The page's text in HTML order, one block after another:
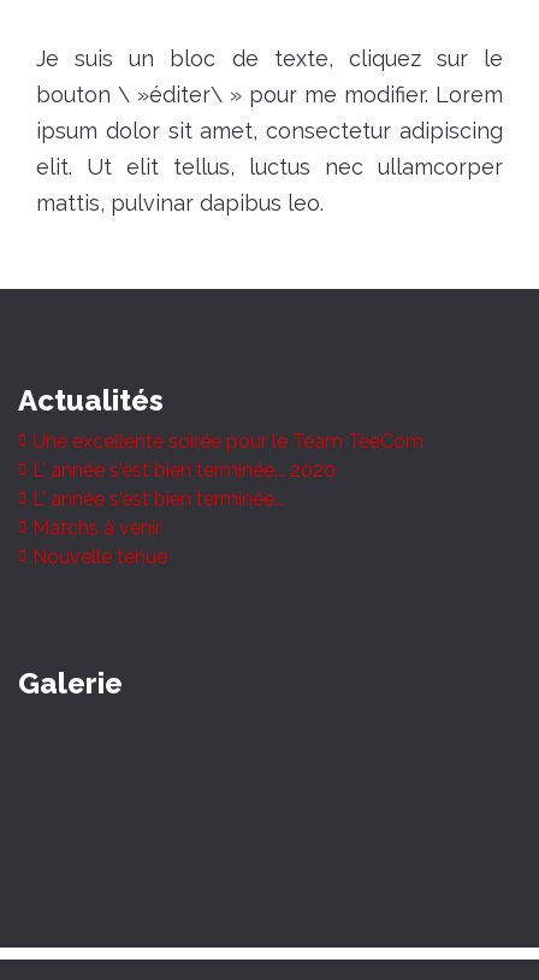
Je suis un bloc de texte, cliquez sur le
bouton \ »éditer\ » pour me modifier. Lorem
ipsum dolor sit amet, consectetur adipiscing
elit. Ut elit tellus, luctus nec ullamcorper
mattis, pulvinar dapibus leo.
Actualités
Une excellente soirée pour le Team TeeCom
L' année s'est bien terminée... 2020
L' année s'est bien terminée...
Matchs à venir
Nouvelle tenue
Galerie